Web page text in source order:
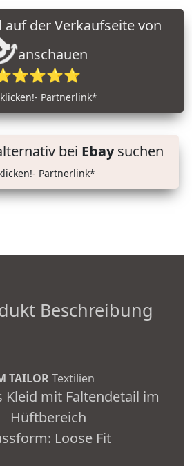
anschauen
klicken!- Partnerlink*
bei Ebaysuchen
Partnerlink*
Beschreibung
TAILORTextilien
Kleid mit Faltendetail im
Hüftbereich
Loose Fit